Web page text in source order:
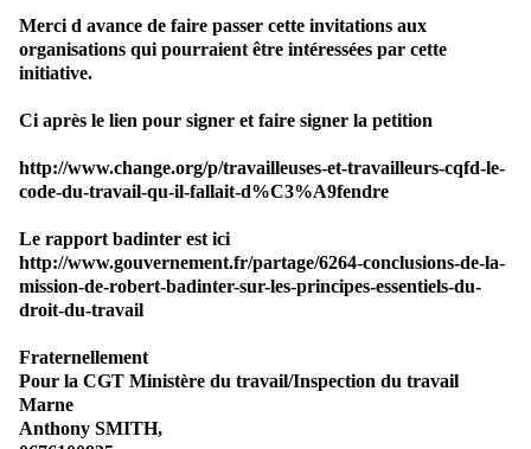
Merci d avance de faire passer cette invitations aux
organisations qui pourraient être intéressées par cette
initiative.
Ci après le lien pour signer et faire signer la petition
http://www.change.org/p/travailleuses-et-travailleurs-cqfd-le-
code-du-travail-qu-il-fallait-d%C3%A9fendre
Le rapport badinter est ici
http://www.gouvernement.fr/partage/6264-conclusions-de-la-
mission-de-robert-badinter-sur-les-principes-essentiels-du-
droit-du-travail
Fraternellement
Pour la CGT Ministère du travail/Inspection du travail
Marne
Anthony SMITH,